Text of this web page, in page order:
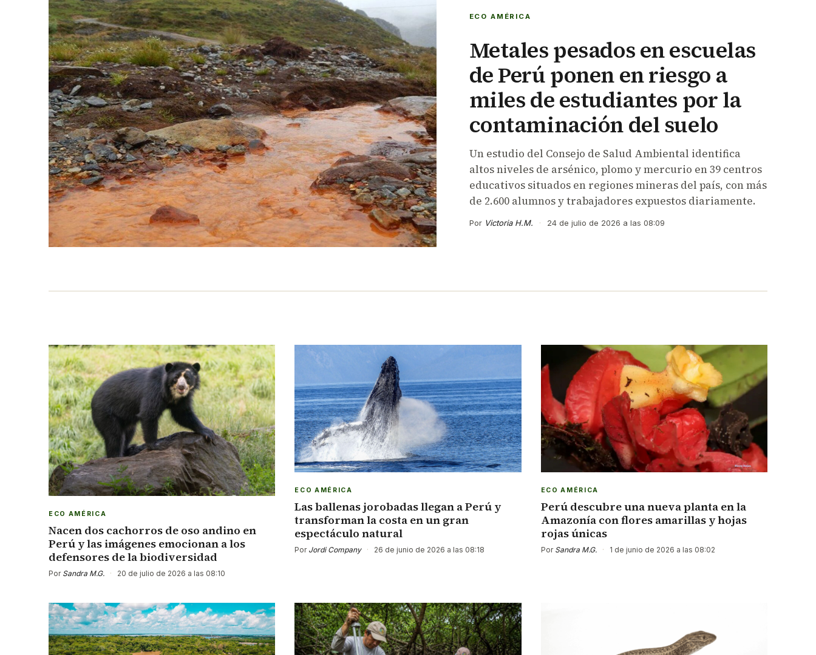
ECO AMÉRICA
Metales pesados en escuelas
de Perú ponen en riesgo a
miles de estudiantes por la
contaminación del suelo
Un estudio del Consejo de Salud Ambiental identifica
altos niveles de arsénico, plomo y mercurio en 39 centros
educativos situados en regiones mineras del país, con más
de 2.600 alumnos y trabajadores expuestos diariamente.
Por Victoria H.M. · 24 de julio de 2026 a las 08:09
ECO AMÉRICA
Nacen dos cachorros de oso andino en
Perú y las imágenes emocionan a los
defensores de la biodiversidad
Por Sandra M.G. · 20 de julio de 2026 a las 08:10
ECO AMÉRICA
Las ballenas jorobadas llegan a Perú y
transforman la costa en un gran
espectáculo natural
Por Jordi Company · 26 de junio de 2026 a las 08:18
ECO AMÉRICA
Perú descubre una nueva planta en la
Amazonía con flores amarillas y hojas
rojas únicas
Por Sandra M.G. · 1 de junio de 2026 a las 08:02